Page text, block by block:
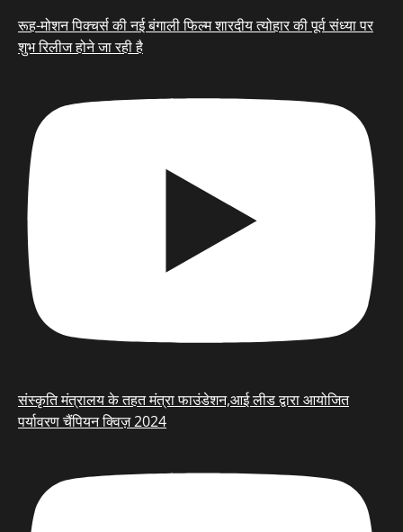
रूह-मोशन पिक्चर्स की नई बंगाली फिल्म शारदीय त्योहार की पूर्व संध्या पर
शुभ रिलीज होने जा रही है
संस्कृति मंत्रालय के तहत मंत्रा फाउंडेशन,आई लीड द्वारा आयोजित
पर्यावरण चैंपियन क्विज़ 2024